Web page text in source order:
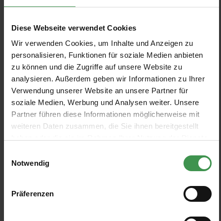
Diese Webseite verwendet Cookies
Wir verwenden Cookies, um Inhalte und Anzeigen zu
personalisieren, Funktionen für soziale Medien anbieten
zu können und die Zugriffe auf unsere Website zu
analysieren. Außerdem geben wir Informationen zu Ihrer
Verwendung unserer Website an unsere Partner für
soziale Medien, Werbung und Analysen weiter. Unsere
Partner führen diese Informationen möglicherweise mit
weiteren Daten zusammen, die Sie ihnen bereitgestellt
Notwendig
Präferenzen
+20
24 Colors De 123,00 €
+2
Papier peint Nautilus/
Méduses/ Nénuphars - Noir
Edmond Petit
6 Colors
De 432,00 €
Papier peint panoramique
Reflection
Tres Tintas
4 Colors
De 691,60 €
Papier peint panoramique
Bahir Dar
Coordonné
4 Colors
+7
Papier peint panoramique
Ndebele
Élitis
11 Colors
Coordonné
+6